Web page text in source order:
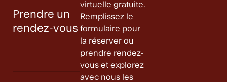
Prendre un
rendez-vous
virtuelle gratuite.
Remplissez le
formulaire pour
la réserver ou
prendre rendez-
vous et explorez
avec nous les